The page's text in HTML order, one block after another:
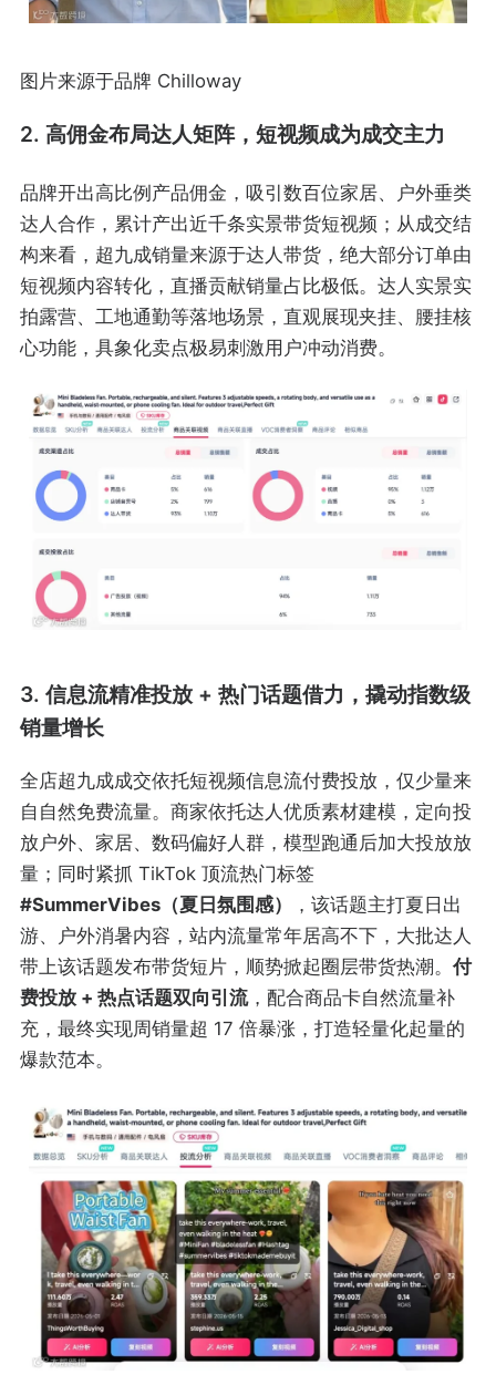
图片来源于品牌 Chilloway
2. 高佣金布局达人矩阵，短视频成为成交主力
品牌开出高比例产品佣金，吸引数百位家居、户外垂类
达人合作，累计产出近千条实景带货短视频；从成交结
构来看，超九成销量来源于达人带货，绝大部分订单由
短视频内容转化，直播贡献销量占比极低。达人实景实
拍露营、工地通勤等落地场景，直观展现夹挂、腰挂核
心功能，具象化卖点极易刺激用户冲动消费。
3. 信息流精准投放 + 热门话题借力，撬动指数级
销量增长
全店超九成成交依托短视频信息流付费投放，仅少量来
自自然免费流量。商家依托达人优质素材建模，定向投
放户外、家居、数码偏好人群，模型跑通后加大投放放
量；同时紧抓 TikTok 顶流热门标签
#SummerVibes（夏日氛围感）
，该话题主打夏日出
游、户外消暑内容，站内流量常年居高不下，大批达人
带上该话题发布带货短片，顺势掀起圈层带货热潮。 付
费投放 + 热点话题双向引流，配合商品卡自然流量补
充，最终实现周销量超 17 倍暴涨，打造轻量化起量的
爆款范本。